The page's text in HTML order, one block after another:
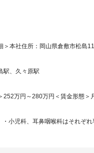
＞本社住所：岡山県倉敷市松島
駅、久々原駅
252万円～280万円＜賃金形態＞
・小児科、耳鼻咽喉科はそれぞ